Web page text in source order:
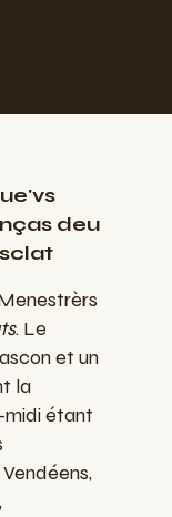
deu
. Le
et un
la
midi étant